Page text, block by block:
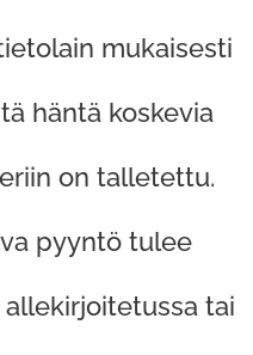
mukaisesti
häntä koskevia
on talletettu.
pyyntö tulee
tai